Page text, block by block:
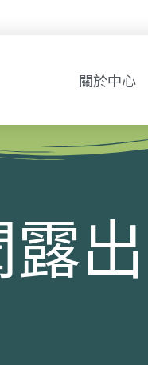
關於中心
出